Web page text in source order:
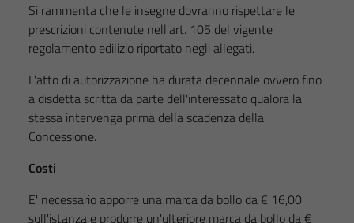
Si rammenta che le insegne dovranno rispettare le
prescrizioni contenute nell'art. 105 del vigente
regolamento edilizio riportato negli allegati.
L'atto di autorizzazione ha durata decennale ovvero fino
a disdetta scritta da parte dell'interessato qualora la
stessa intervenga prima della scadenza della
Concessione.
Costi
E' necessario apporre una marca da bollo da € 16,00
sull'istanza e produrre un'ulteriore marca da bollo da €